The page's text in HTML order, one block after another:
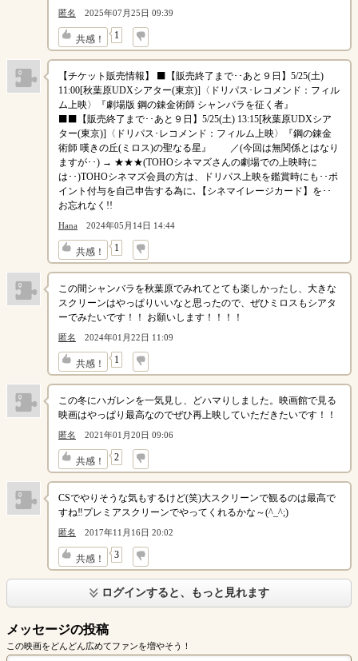
匿名 2025年07月25日 09:39
共感！ 1
↓
【チケット販売情報】 ⬛【販売終了まで･･あと９日】5/25(土)
11:00[秋葉原UDXシアター(東京)]〈ドリパス･レコメンド：フィル
ム上映〉『劇場版 鋼の錬金術師 シャンバラを征く者』
⬛⬛【販売終了まで･･あと９日】5/25(土) 13:15[秋葉原UDXシア
ター(東京)]〈ドリパス･レコメンド：フィルム上映〉『鋼の錬金
術師 嘆きの丘(ミロス)の聖なる星』 ／(今回は無関係とはなり
ますが･･) → ★★★(TOHOシネマズさんの劇場での上映時に
は･･)TOHOシネマズ会員の方は、ドリパス上映を鑑賞時にも･･ポ
イント付与を自己申告する為に､【シネマイレージカード】を･･
お忘れなく!!
Hana 2024年05月14日 14:44
共感！ 1
↓
この間シャンバラを秋葉原でみれてとても楽しかったし、大きな
スクリーンはやっぱりいいなと思ったので、ぜひミロスもシアタ
ーでみたいです！！ お願いします！！！！
匿名 2024年01月22日 11:09
共感！ 1
↓
この冬にハガレンを一気見し、どハマりしました。映画館で見る
映画はやっぱり最高なのでぜひ再上映していただきたいです！！
匿名 2021年01月20日 09:06
共感！ 2
↓
CSでやりそうな気もするけど(笑)大スクリーンで観るのは最高で
すね‼プレミアスクリーンでやってくれるかな～(^_^;)
匿名 2017年11月16日 20:02
共感！ 3
↓
ログインすると、もっと見れます
メッセージの投稿
この映画をどんどん広めてファンを増やそう！